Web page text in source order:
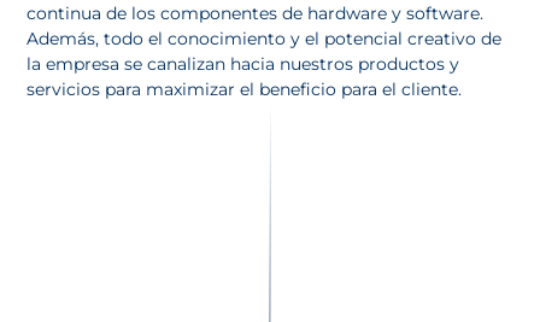
continua de los componentes de hardware y software.
Además, todo el conocimiento y el potencial creativo de
la empresa se canalizan hacia nuestros productos y
servicios para maximizar el beneficio para el cliente.